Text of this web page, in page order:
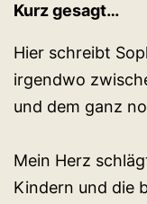
Kurz gesagt…
Hier schreibt
irgendwo
und dem ganz
Mein Herz
Kindern und die